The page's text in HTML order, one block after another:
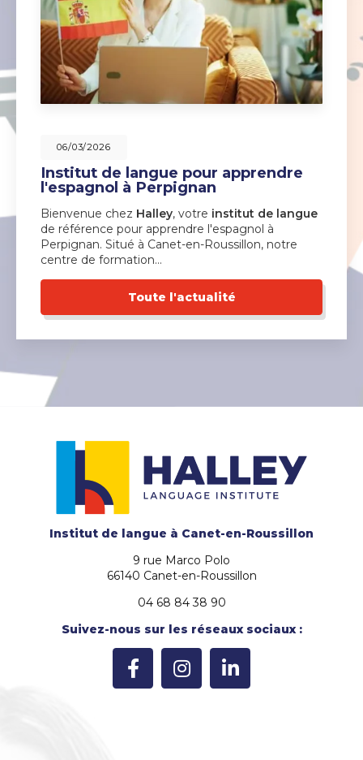
06/03/2026
Institut de langue pour apprendre
l'espagnol à Perpignan
Bienvenue chez Halley, votre institut de langue
de référence pour apprendre l'espagnol à
Perpignan. Situé à Canet-en-Roussillon, notre
centre de formation…
Toute l'actualité
Institut de langue à Canet-en-Roussillon
9 rue Marco Polo
66140 Canet-en-Roussillon
04 68 84 38 90
Suivez-nous sur les réseaux sociaux :